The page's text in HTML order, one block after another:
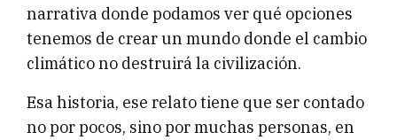
narrativa donde podamos ver qué opciones
tenemos de crear un mundo donde el cambio
climático no destruirá la civilización.
Esa historia, ese relato tiene que ser contado
no por pocos, sino por muchas personas, en